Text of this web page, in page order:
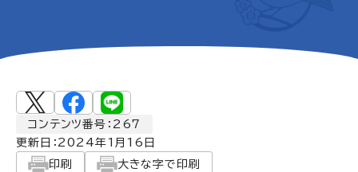
コンテンツ番号：267
更新日： 2024年1月16日
印刷
大きな字で印刷